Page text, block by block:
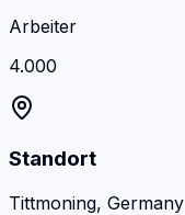
Arbeiter
4.000
Standort
Tittmoning, Germany